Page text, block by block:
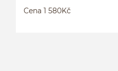
Cena 1 580Kč